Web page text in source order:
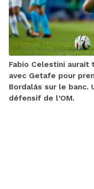
Fabio Celestini aurait
avec Getafe pour
Bordalás sur le banc.
défensif de l’OM.